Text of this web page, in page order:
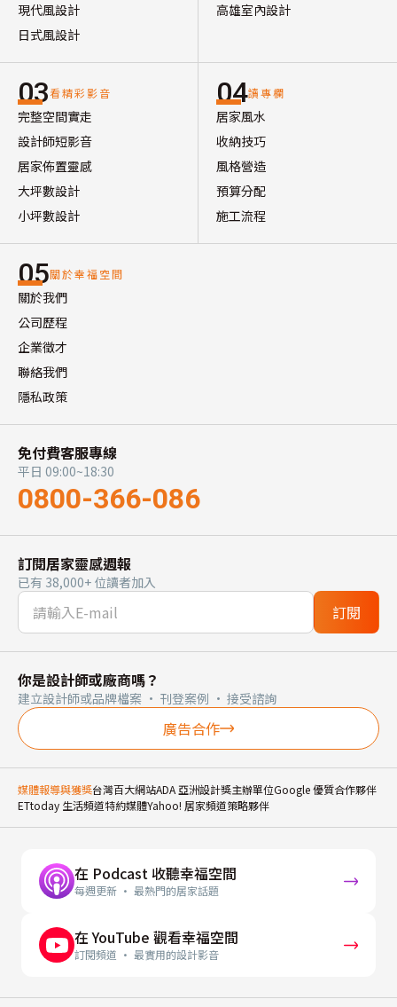
現代風設計
日式風設計
高雄室內設計
03看精彩影音
完整空間實走
設計師短影音
居家佈置靈感
大坪數設計
小坪數設計
04讀專欄
居家風水
收納技巧
風格營造
預算分配
施工流程
05關於幸福空間
關於我們
公司歷程
企業徵才
聯絡我們
隱私政策
免付費客服專線
平日 09:00~18:30
0800-366-086
訂閱居家靈感週報
已有 38,000+ 位讀者加入
訂閱
你是設計師或廠商嗎？
建立設計師或品牌檔案 · 刊登案例 · 接受諮詢
廣告合作
媒體報導與獲獎台灣百大網站ADA 亞洲設計獎主辦單位Google 優質合作夥伴
ETtoday 生活頻道特約媒體Yahoo! 居家頻道策略夥伴
在 Podcast 收聽幸福空間
每週更新 · 最熱門的居家話題
在 YouTube 觀看幸福空間
訂閱頻道 · 最實用的設計影音